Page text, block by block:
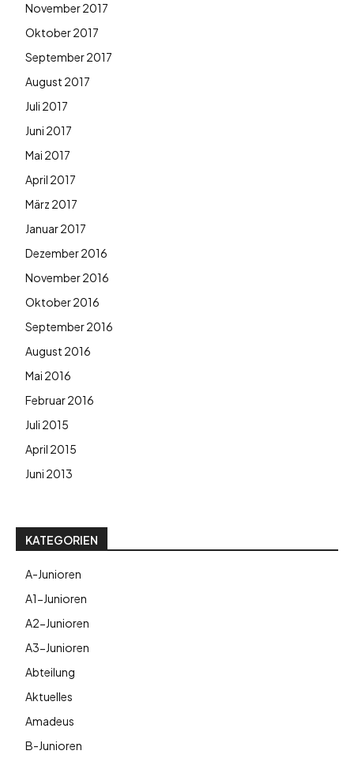
November 2017
Oktober 2017
September 2017
August 2017
Juli 2017
Juni 2017
Mai 2017
April 2017
März 2017
Januar 2017
Dezember 2016
November 2016
Oktober 2016
September 2016
August 2016
Mai 2016
Februar 2016
Juli 2015
April 2015
Juni 2013
KATEGORIEN
A-Junioren
A1-Junioren
A2-Junioren
A3-Junioren
Abteilung
Aktuelles
Amadeus
B-Junioren